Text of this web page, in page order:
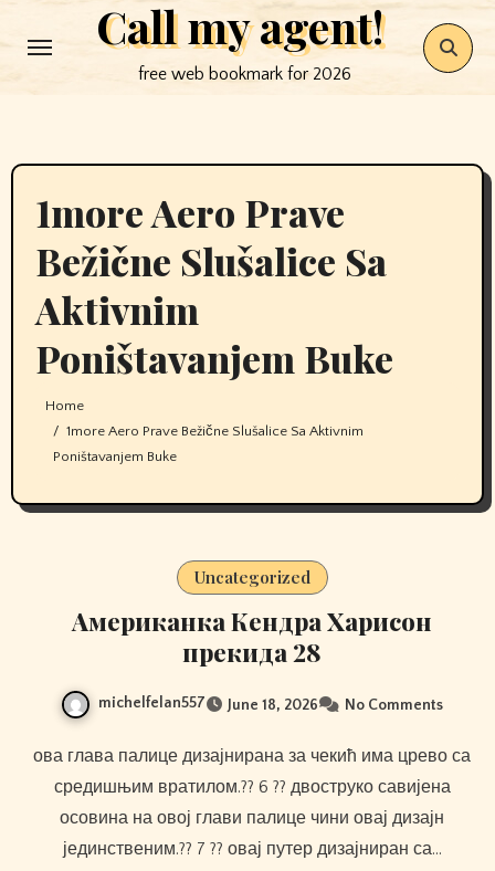
to
Call my agent!
free web bookmark for 2026
1more Aero Prave
Bežične Slušalice Sa
Aktivnim
Poništavanjem Buke
Home
1more Aero Prave Bežične Slušalice Sa Aktivnim
Poništavanjem Buke
Uncategorized
Американка Кендра Харисон
прекида 28
michelfelan557 June 18, 2026 No Comments
ова глава палице дизајнирана за чекић има црево са
средишњим вратилом.?? 6 ?? двоструко савијена
осовина на овој глави палице чини овај дизајн
јединственим.?? 7 ?? овај путер дизајниран са…